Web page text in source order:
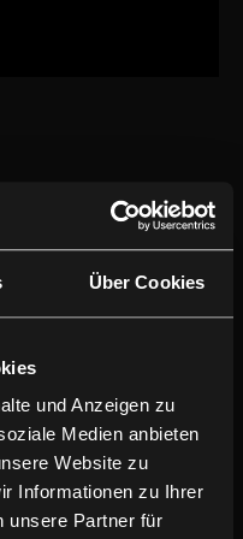
Über Cookies
und Anzeigen zu
Medien anbieten
Website zu
Informationen zu Ihrer
unsere Partner für
Maresa Handl, Thresl